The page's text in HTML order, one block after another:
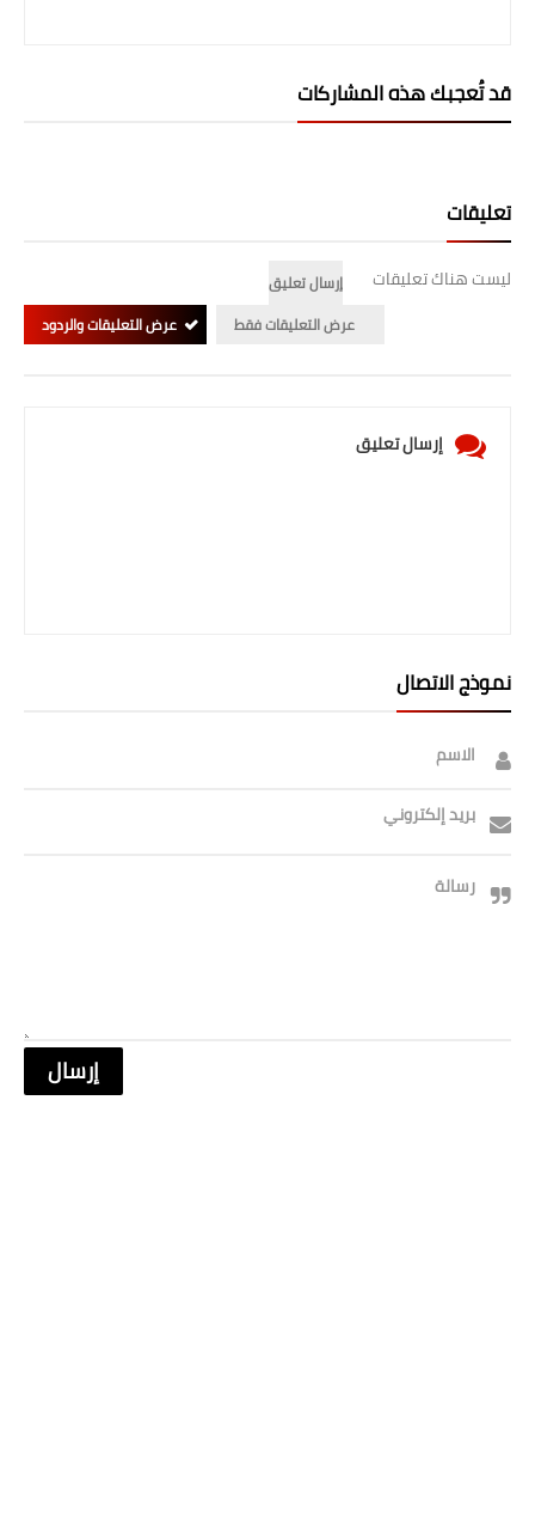
قد تُعجبك هذه المشاركات
تعليقات
ليست هناك تعليقات
إرسال تعليق
عرض التعليقات فقط
عرض التعليقات والردود
إرسال تعليق
نموذج الاتصال
الاسم
بريد إلكتروني
رسالة